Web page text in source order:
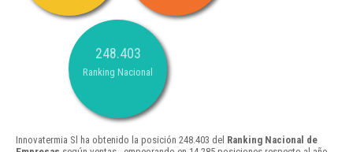
248.403
Ranking Nacional
Innovatermia Sl ha obtenido la posición 248.403 del Ranking Nacional de